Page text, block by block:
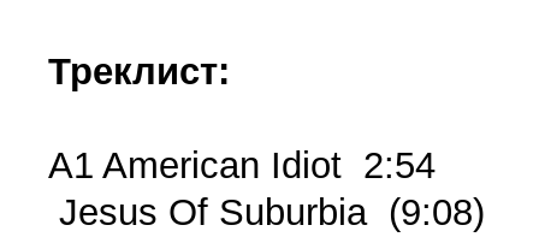
Треклист:
A1 American Idiot 2:54
Jesus Of Suburbia (9:08)